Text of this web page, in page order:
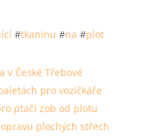
#tkaninu #na #plot
v České Třebové
pro vozíčkáře
ptačí zob od plotu
plochých střech